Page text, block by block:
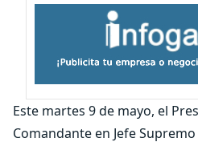
Este martes 9 de mayo, el
Comandante en Jefe